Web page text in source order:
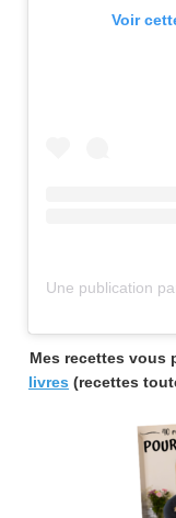
Voir
Mes recettes vous
livres (recettes